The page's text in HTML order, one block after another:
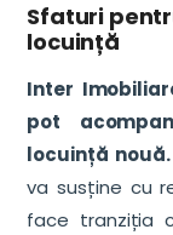
Sfaturi
locuință
Inter
pot
locuință nouă.
va susține cu
face tranziția